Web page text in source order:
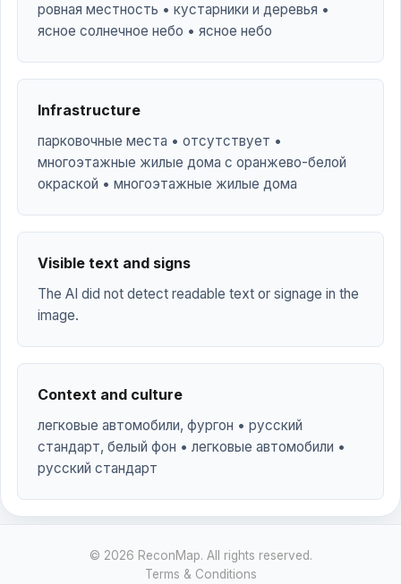
ровная местность • кустарники и деревья •
ясное солнечное небо • ясное небо
Infrastructure
парковочные места • отсутствует •
многоэтажные жилые дома с оранжево-белой
окраской • многоэтажные жилые дома
Visible text and signs
The AI did not detect readable text or signage in the
image.
Context and culture
легковые автомобили, фургон • русский
стандарт, белый фон • легковые автомобили •
русский стандарт
© 2026 ReconMap. All rights reserved.
Terms & Conditions